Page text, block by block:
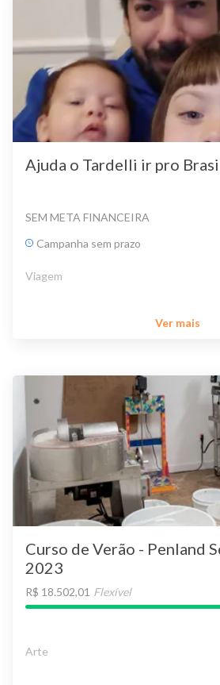
Ajuda o Tardelli ir pro
SEM META FINANCEIRA
Campanha sem prazo
Viagem
Ver mais
Curso de Verão - Penland
2023
R$ 18.502,01 Flexível
Arte